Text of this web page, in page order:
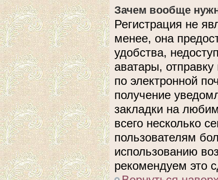
Зачем вообще
Регистрация не
менее, она
удобства,
аватары,
по электронной
получение
закладки на
всего несколько
пользователям
использованию
рекомендуем это